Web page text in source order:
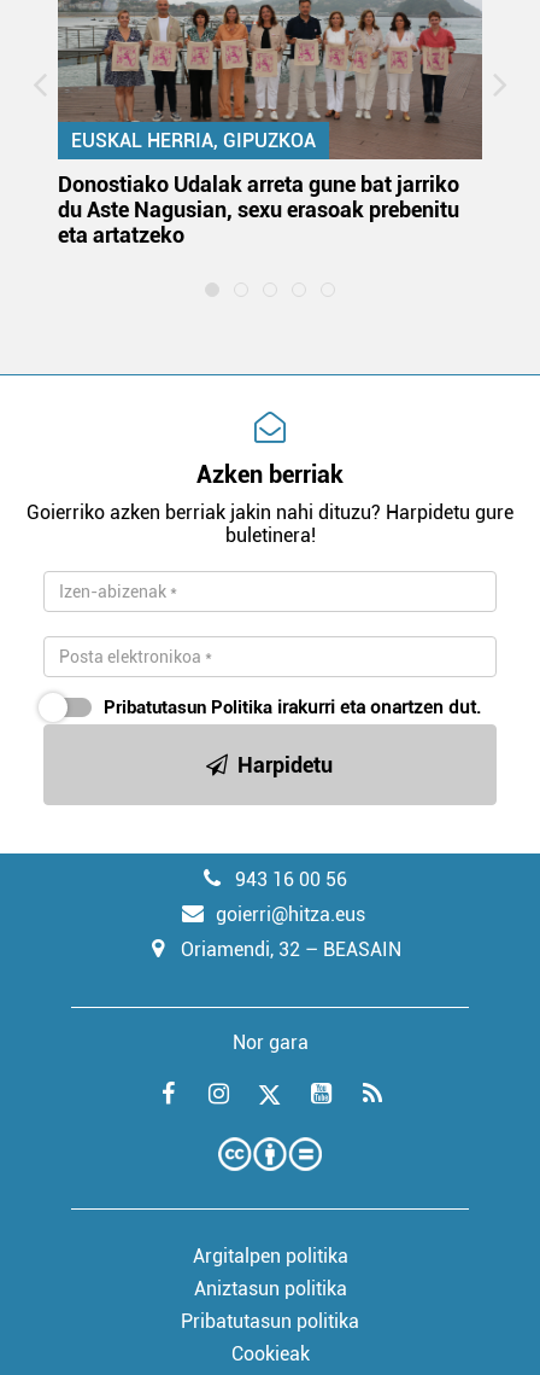
EUSKAL HERRIA, GIPUZKOA
Donostiako Udalak arreta gune bat jarriko
du Aste Nagusian, sexu erasoak prebenitu
eta artatzeko
Azken berriak
Goierriko azken berriak jakin nahi dituzu? Harpidetu gure
buletinera!
Pribatutasun Politika irakurri eta onartzen dut.
Harpidetu
943 16 00 56
goierri@hitza.eus
Oriamendi, 32 – BEASAIN
Nor gara
Argitalpen politika
Aniztasun politika
Pribatutasun politika
Cookieak